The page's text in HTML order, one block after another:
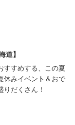
道】
すすめする、この夏
休みイベント＆おで
りだくさん！